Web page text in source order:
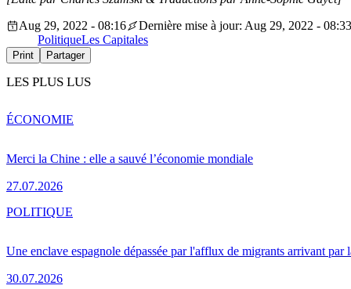
Aug 29, 2022 - 08:16
Dernière mise à jour: Aug 29, 2022 - 08:33
PolitiqueLes Capitales
Print Partager
LES PLUS LUS
Merci la Chine : elle a sauvé l’économie mondiale
27.07.2026
ÉCONOMIE
Une enclave espagnole dépassée par l'afflux de migrants arrivant par
30.07.2026
POLITIQUE